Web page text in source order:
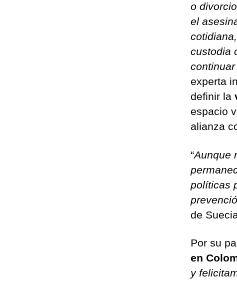
o
el
custodia
experta
definir la
espacio
alianza
“Aunque
políticas
de
Por su
en
y